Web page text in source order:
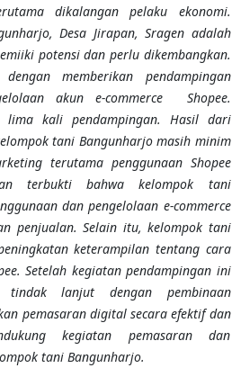
dikalangan pelaku ekonomi.
Desa Jirapan, Sragen adalah
potensidan perlu dikembangkan.
memberikan pendampingan
akune-commerce Shopee.
lima kali pendampingan. Hasil dari
tani Bangunharjo masih minim
terutama penggunaan Shopee
terbuktibahwa kelompok tani
dan pengelolaan e-commerce
penjualan. Selain itu,kelompok tani
keterampilan tentang cara
Setelah kegiatan pendampingan ini
lanjut dengan pembinaan
pemasaran digital secara efektif dan
kegiatan pemasaran dan
tani Bangunharjo.